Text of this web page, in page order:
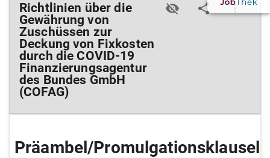
Richtlinien über die
Gewährung von
Zuschüssen zur
Deckung von Fixkosten
durch die COVID-19
Finanzierungsagentur
des Bundes GmbH
(COFAG)
visibility_off share more_vert
Präambel/Promulgationsklausel